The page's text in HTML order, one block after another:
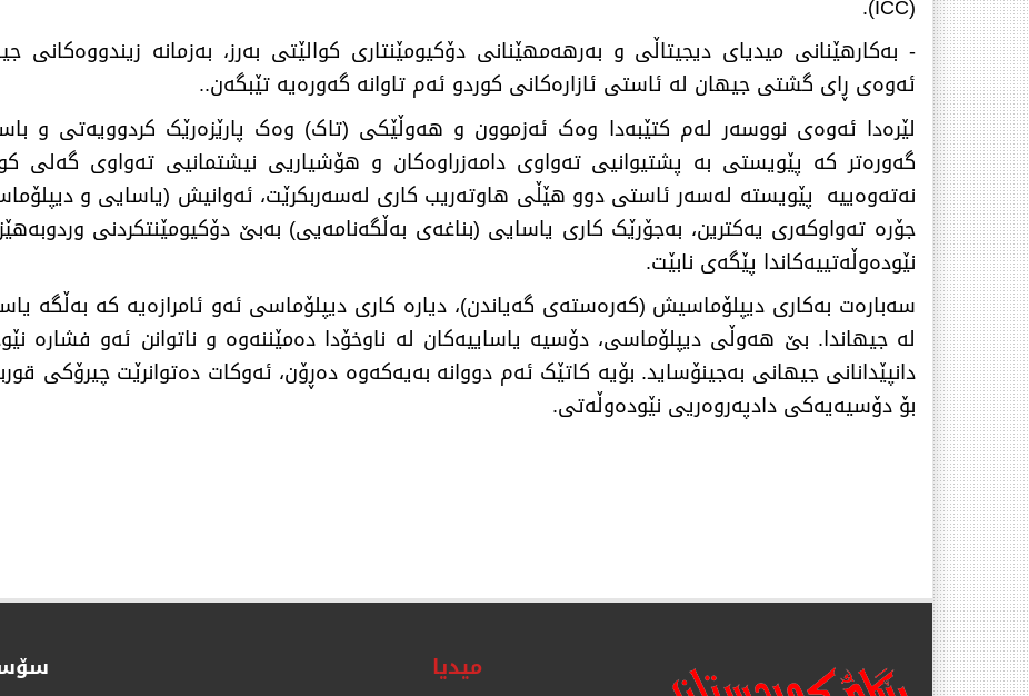
- بەکارهێنانی میدیای دیجیتاڵی و بەرهەمهێنانی دۆکیومێنتاری کوالێتی بەرز، بەزمانە
ئەوەی ڕای گشتی جیهان لە ئاستی ئازارەکانی کوردو ئەم تاوانە گەورەیە تێبگەن..
لێرەدا ئەوەی نووسەر لەم کتێبەدا وەک ئەزموون و هەوڵێکی (تاک) وەک پارێزەرێک کردوویەتی و
گەورەتر کە پێویستی بە پشتیوانیی تەواوی دامەزراوەکان و هۆشیاریی نیشتمانیی تەواوی گەلی
نەتەوەییە پێویستە لەسەر ئاستی دوو هێڵی هاوتەریب کاری لەسەربکرێت، ئەوانیش (یاسایی و
جۆرە تەواوکەری یەکترین، بەجۆرێک کاری یاسایی (بناغەی بەڵگەنامەیی) بەبێ دۆکیومێنتکردنی
نێودەوڵەتییەکاندا پێگەی نابێت.
سەبارەت بەکاری دیپلۆماسیش (کەرەستەی گەیاندن)، دیارە کاری دیپلۆماسی ئەو ئامرازەیە کە بەڵگە
لە جیهاندا. بێ هەوڵی دیپلۆماسی، دۆسیە یاساییەکان لە ناوخۆدا دەمێننەوە و ناتوانن ئەو فشارە
دانپێدانانی جیهانی بەجینۆساید. بۆیە کاتێک ئەم دووانە بەیەکەوە دەڕۆن، ئەوکات دەتوانرێت چیرۆکی
بۆ دۆسیەیەکی دادپەروەریی نێودەوڵەتی.
میدیا